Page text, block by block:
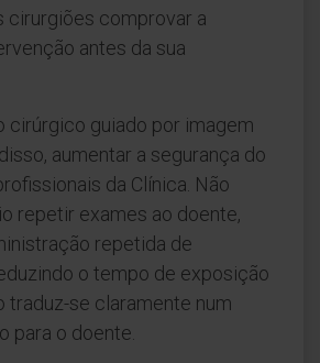
cirurgiões comprovar a
antes da sua
cirúrgico guiado por imagem
aumentar a segurança do
da Clínica. Não
repetir exames ao doente,
repetida de
o tempo de exposição
traduz-se claramente num
para o doente.